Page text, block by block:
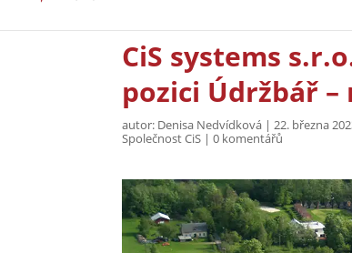
CiS systems
pozici Údržbář
autor: Denisa Nedvídková |22. března
Společnost CiS |0 komentářů